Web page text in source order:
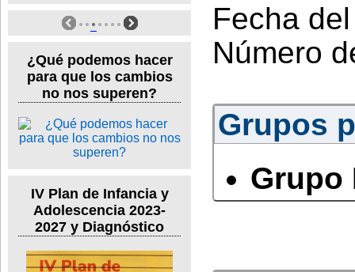
¿Qué podemos hacer
para que los cambios
no nos superen?
IV Plan de Infancia y
Adolescencia 2023-
2027 y Diagnóstico
Fecha
Número
Grupos
Grupo